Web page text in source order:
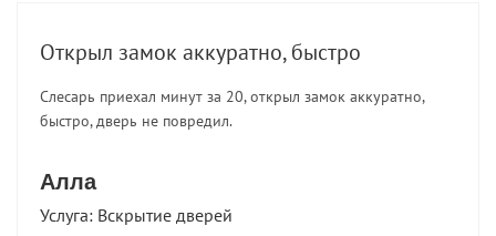
Открыл замок аккуратно, быстро
Слесарь приехал минут за 20, открыл замок аккуратно,
быстро, дверь не повредил.
Алла
Услуга: Вскрытие дверей